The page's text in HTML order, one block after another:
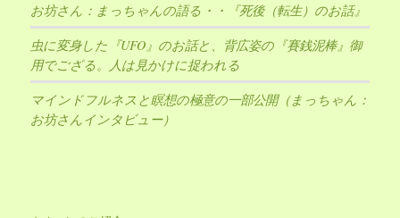
お坊さん：まっちゃんの語る・・『死後（転生）のお話』
虫に変身した『UFO』のお話と、背広姿の『賽銭泥棒』御
用でござる。人は見かけに捉われる
マインドフルネスと瞑想の極意の一部公開（まっちゃん：
お坊さんインタビュー）